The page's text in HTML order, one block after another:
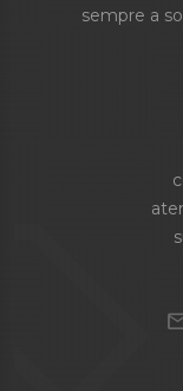
sempre a